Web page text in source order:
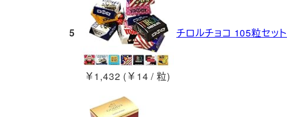
5
￥1,432 (￥14 / 粒)
チロルチョコ 105粒セット